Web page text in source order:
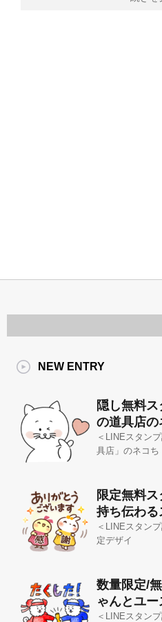
NEW ENTRY
隠し無料
の道具店
＜LINEスタン
具店」のネコち
限定無料
持ち伝わる
＜LINEスタン
定デザイ
数量限定/
ゃんとユ
＜LINEスタン